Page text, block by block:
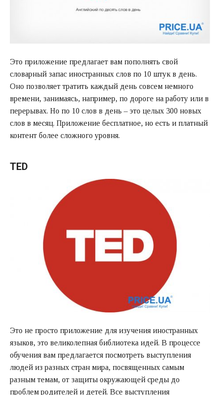
Это приложение предлагает вам пополнять свой
словарный запас иностранных слов по 10 штук в день.
Оно позволяет тратить каждый день совсем немного
времени, занимаясь, например, по дороге на работу или в
перерывах. Но по 10 слов в день – это целых 300 новых
слов в месяц. Приложение бесплатное, но есть и платный
контент более сложного уровня.
TED
Это не просто приложение для изучения иностранных
языков, это великолепная библиотека идей. В процессе
обучения вам предлагается посмотреть выступления
людей из разных стран мира, посвященных самым
разным темам, от защиты окружающей среды до
проблем родителей и детей. Все выступления